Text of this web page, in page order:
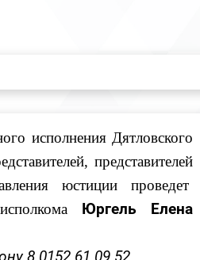
исполнения Дятловского
представителей
юстиции проведет
Юргель Елена